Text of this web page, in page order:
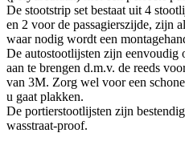
De stootstrip set bestaat uit 4
en 2 voor de passagierszijde, zijn
waar nodig wordt een
De autostootlijsten zijn
aan te brengen d.m.v. de reeds
van 3M. Zorg wel voor een
u gaat plakken.
De portierstootlijsten zijn
wasstraat-proof.